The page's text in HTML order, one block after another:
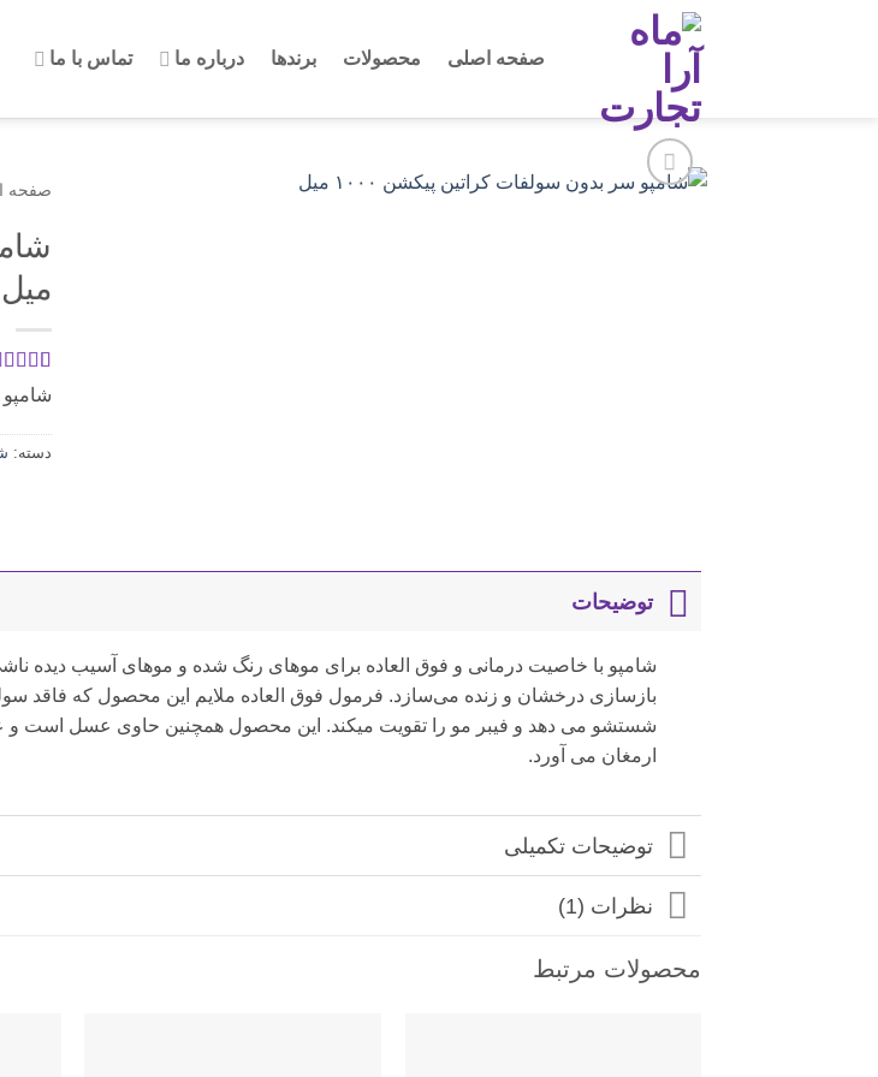
صفحه اصلی محصولات برندها درباره ما تماس با ما
صفحه
میل
از 5 در
1
شامپو
دسته:
توضیحات
شامپو با خاصیت درمانی و فوق العاده برای موهای رنگ شده و موهای آسیب دیده
بازسازی درخشان و زنده می‌سازد. فرمول فوق العاده ملایم این محصول که فاقد
شستشو می دهد و فیبر مو را تقویت میکند. این محصول همچنین حاوی عسل است و
ارمغان می آورد.
توضیحات تکمیلی
نظرات (1)
محصولات مرتبط